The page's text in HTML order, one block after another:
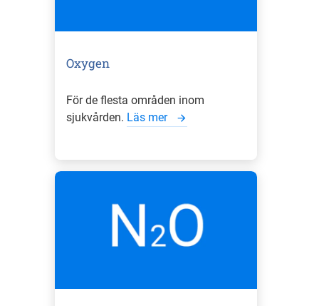
Oxygen
För de flesta områden inom
sjukvården. Läs mer